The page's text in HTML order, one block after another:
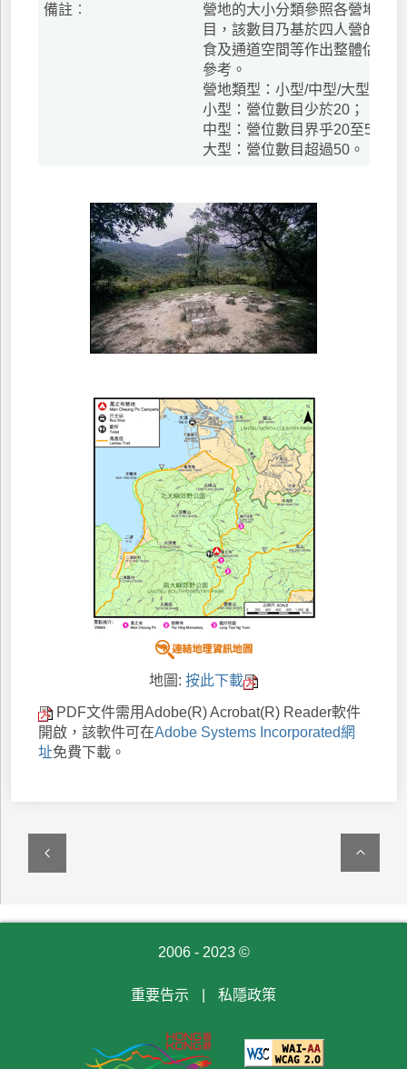
備註︰
營地的大小分類參照各營地的
目，該數目乃基於四人營的尺
食及通道空間等作出整體估算
參考。
營地類型：小型/中型/大型
小型：營位數目少於20；
中型：營位數目界乎20至50；
大型：營位數目超過50。
地圖:按此下載
PDF文件需用Adobe(R) Acrobat(R) Reader軟件
開啟，該軟件可在Adobe Systems Incorporated網
址免費下載。
2006 - 2023 ©
重要告示 私隱政策